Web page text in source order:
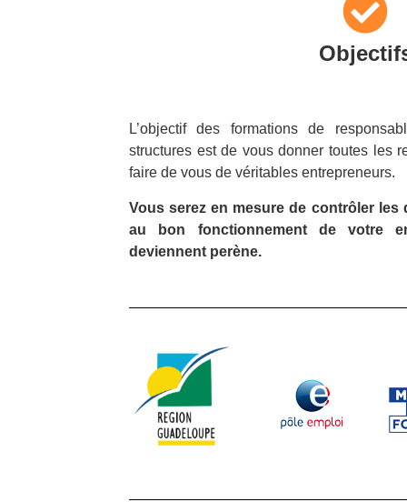
L’objectif des formations de
structures est de vous donner toutes les
faire de vous de véritables entrepreneurs.
Vous serez en mesure de contrôler les
au bon fonctionnement de votre
deviennent perène.